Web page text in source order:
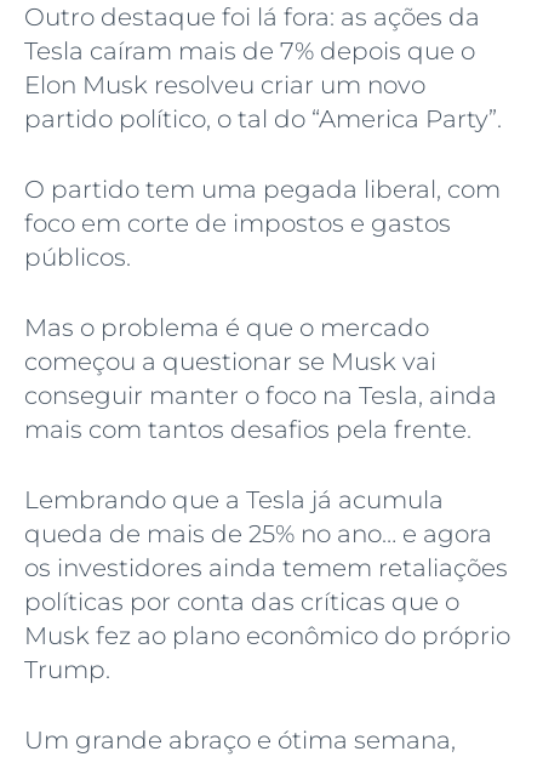
Outro destaque foi lá fora: as ações da
Tesla caíram mais de 7% depois que o
Elon Musk resolveu criar um novo
partido político, o tal do “America Party”.
O partido tem uma pegada liberal, com
foco em corte de impostos e gastos
públicos.
Mas o problema é que o mercado
começou a questionar se Musk vai
conseguir manter o foco na Tesla, ainda
mais com tantos desafios pela frente.
Lembrando que a Tesla já acumula
queda de mais de 25% no ano… e agora
os investidores ainda temem retaliações
políticas por conta das críticas que o
Musk fez ao plano econômico do próprio
Trump.
Um grande abraço e ótima semana,